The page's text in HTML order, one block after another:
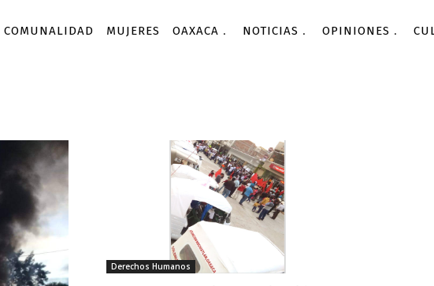
COMUNALIDAD MUJERES OAXACA NOTICIAS OPINIONES
Derechos Humanos